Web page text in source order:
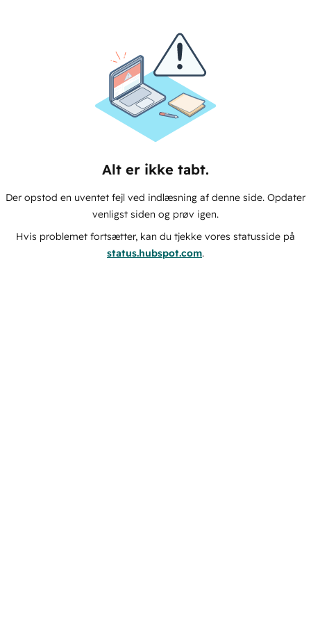
Alt er ikke tabt.
Der opstod en uventet fejl ved indlæsning af denne side. Opdater
venligst siden og prøv igen.
Hvis problemet fortsætter, kan du tjekke vores statusside på
status.hubspot.com.